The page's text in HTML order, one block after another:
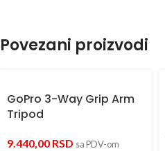
Povezani proizvodi
GoPro 3-Way Grip Arm
Tripod
9.440,00 RSD sa PDV-om